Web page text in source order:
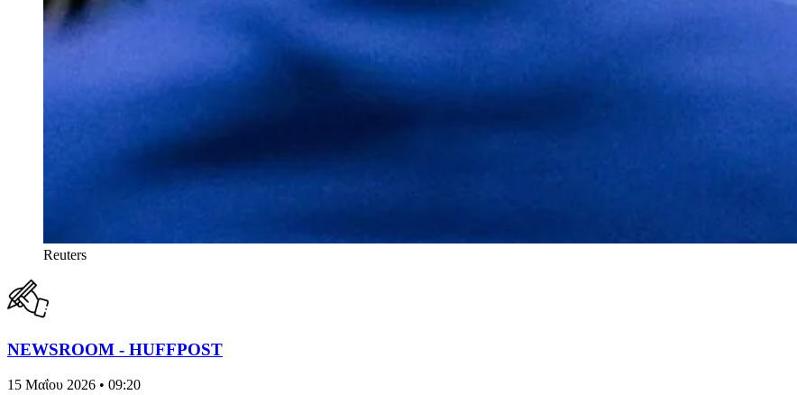
Reuters
NEWSROOM - HUFFPOST
15 Μαΐου 2026 • 09:20